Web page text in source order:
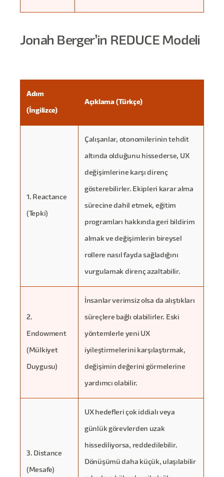
Jonah Berger’in REDUCE Modeli
Adım
(İngilizce)
Açıklama (Türkçe)
1. Reactance
(Tepki)
Çalışanlar, otonomilerinin tehdit
altında olduğunu hissederse, UX
değişimlerine karşı direnç
gösterebilirler. Ekipleri karar alma
sürecine dahil etmek, eğitim
programları hakkında geri bildirim
almak ve değişimlerin bireysel
rollere nasıl fayda sağladığını
vurgulamak direnç azaltabilir.
2.
Endowment
(Mülkiyet
Duygusu)
İnsanlar verimsiz olsa da alıştıkları
süreçlere bağlı olabilirler. Eski
yöntemlerle yeni UX
iyileştirmelerini karşılaştırmak,
değişimin değerini görmelerine
yardımcı olabilir.
3. Distance
(Mesafe)
UX hedefleri çok iddialı veya
günlük görevlerden uzak
hissediliyorsa, reddedilebilir.
Dönüşümü daha küçük, ulaşılabilir